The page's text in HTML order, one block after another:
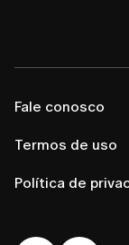
Fale conosco
Termos de uso
Política de